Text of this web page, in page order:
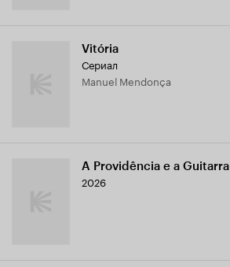
Vitória
Сериал
Manuel Mendonça
A Providência e a Guitarra
2026